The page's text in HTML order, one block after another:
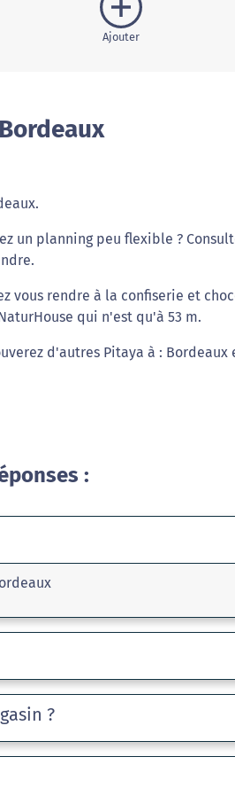
Ajouter
un planning peu flexible ?
vous rendre à la confiserie et
qui n'est qu'à 53 m.
d'autres Pitaya à : Bordeaux
:
?